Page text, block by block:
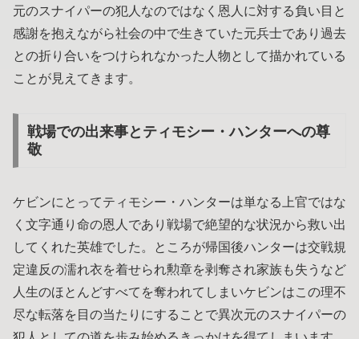
元のスナイパーの犯人なのではなく恩人に対する負い目と
感謝を抱えながら社会の中で生きていた元兵士であり過去
との折り合いをつけられなかった人物として描かれている
ことが見えてきます。
戦場での出来事とティモシー・ハンターへの尊
敬
ケビンにとってティモシー・ハンターは単なる上官ではな
く文字通り命の恩人であり戦場で絶望的な状況から救い出
してくれた英雄でした。ところが帰国後ハンターは交戦規
定違反の濡れ衣を着せられ勲章を剥奪され家族も失うなど
人生のほとんどすべてを奪われてしまいケビンはこの理不
尽な転落を目の当たりにすることで異次元のスナイパーの